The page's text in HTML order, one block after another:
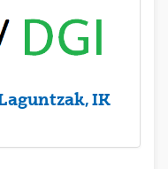
IK